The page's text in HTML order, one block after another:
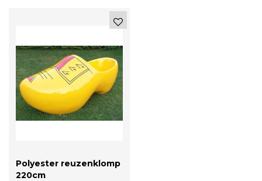
Polyester reuzenklomp
220cm